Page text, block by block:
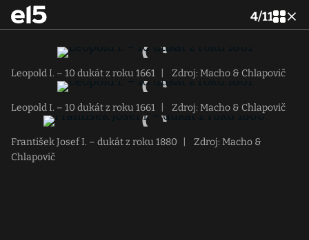
4/11
Leopold I. – 10 dukát z roku 1661 Zdroj: Macho & Chlapovič
Leopold I. – 10 dukát z roku 1661 Zdroj: Macho & Chlapovič
František Josef I. – dukát z roku 1880
Zdroj: Macho &
Chlapovič